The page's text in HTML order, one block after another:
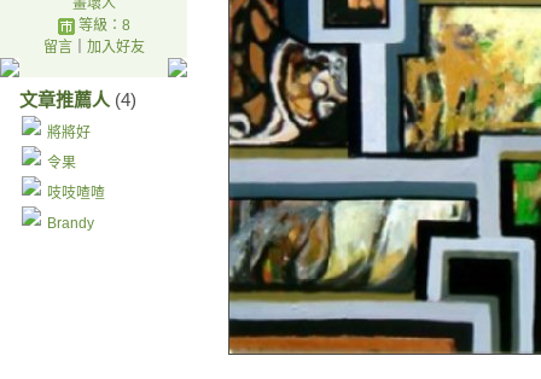
畫壞人
等級：8
留言｜ 加入好友
文章推薦人 (4)
將將好
令果
吱吱喳喳
Brandy